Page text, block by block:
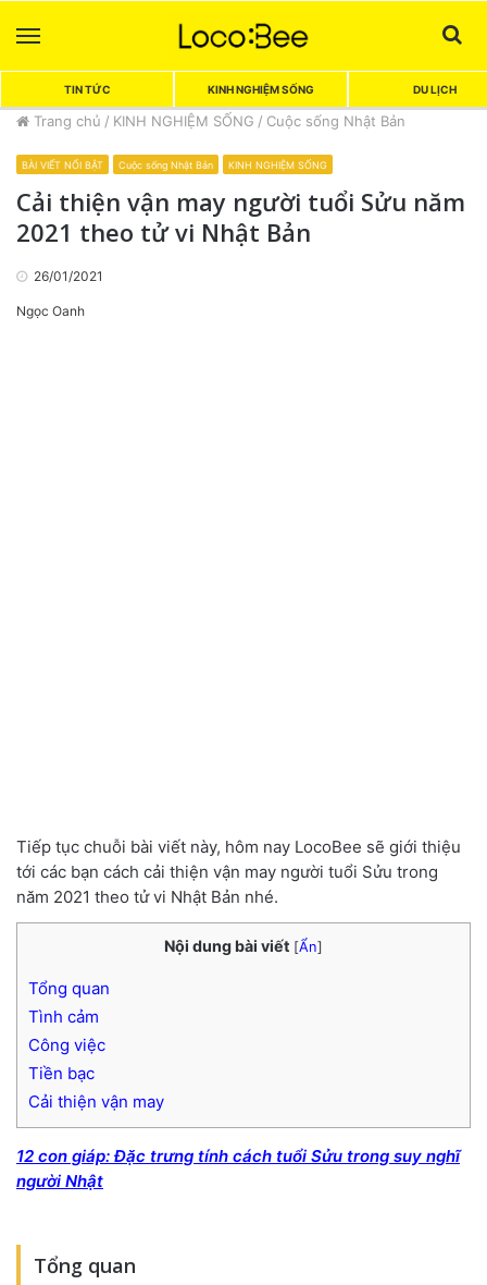
TIN TỨC KINH NGHIỆM SỐNG DU LỊCH
Trang chủ / KINH NGHIỆM SỐNG / Cuộc sống Nhật Bản
BÀI VIẾT NỔI BẬT Cuộc sống Nhật Bản KINH NGHIỆM SỐNG
Cải thiện vận may người tuổi Sửu năm
2021 theo tử vi Nhật Bản
26/01/2021
Ngọc Oanh
Tiếp tục chuỗi bài viết này, hôm nay LocoBee sẽ giới thiệu
tới các bạn cách cải thiện vận may người tuổi Sửu trong
năm 2021 theo tử vi Nhật Bản nhé.
Nội dung bài viết [Ẩn]
Tổng quan
Tình cảm
Công việc
Tiền bạc
Cải thiện vận may
12 con giáp: Đặc trưng tính cách tuổi Sửu trong suy nghĩ
người Nhật
Tổng quan